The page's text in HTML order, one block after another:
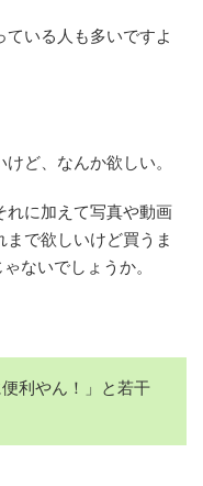
いる人も多いですよ
ど、なんか欲しい。
れに加えて写真や動画
で欲しいけど買うま
ないでしょうか。
利やん！」と若干